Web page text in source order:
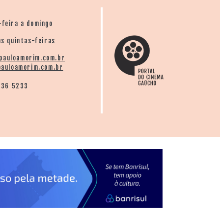
para contar parte da história do filme
cantou e tocou 12 sucessos que
adquirido nos bailes do conjunto, nas
Acit e também pela internet na loja
a domingo
quintas-feiras
5233